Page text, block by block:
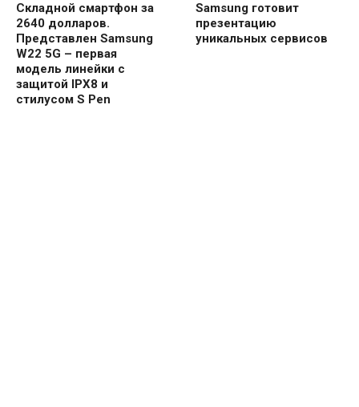
Складной смартфон за
2640 долларов.
Представлен Samsung
W22 5G – первая
модель линейки с
защитой IPX8 и
стилусом S Pen
Samsung готовит
презентацию
уникальных сервисов